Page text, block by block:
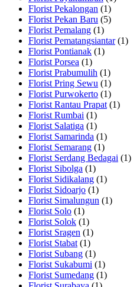
Florist Pekalongan (1)
Florist Pekan Baru (5)
Florist Pemalang (1)
Florist Pematangsiantar(1)
Florist Pontianak (1)
Florist Porsea (1)
Florist Prabumulih (1)
Florist Pring Sewu (1)
Florist Purwokerto (1)
Florist Rantau Prapat (1)
Florist Rumbai (1)
Florist Salatiga (1)
Florist Samarinda (1)
Florist Semarang (1)
Florist Serdang Bedagai (1)
Florist Sibolga (1)
Florist Sidikalang (1)
Florist Sidoarjo (1)
Florist Simalungun (1)
Florist Solo (1)
Florist Solok (1)
Florist Sragen (1)
Florist Stabat (1)
Florist Subang (1)
Florist Sukabumi (1)
Florist Sumedang (1)